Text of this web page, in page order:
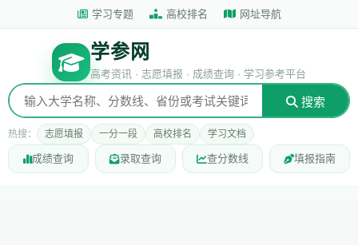
学习专题 高校排名 网址导航
学参网
高考资讯 · 志愿填报 · 成绩查询 · 学习参考平台
搜索
热搜： 志愿填报 一分一段 高校排名 学习文档
成绩查询 录取查询 查分数线 填报指南